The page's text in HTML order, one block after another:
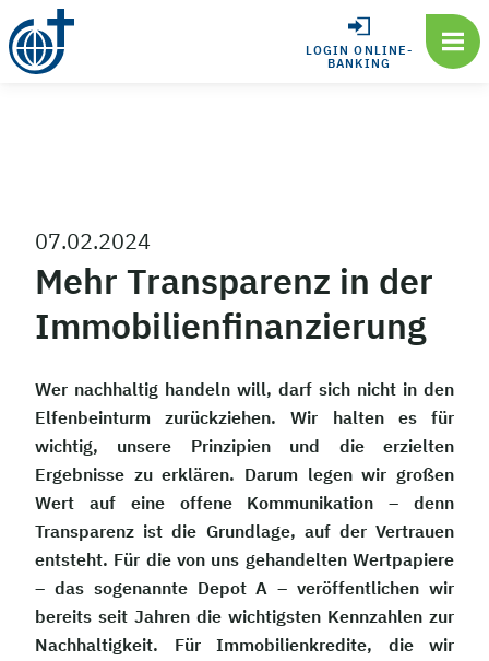
LOGIN ONLINE-
BANKING
07.02.2024
Mehr Transparenz in der
Immobilienfinanzierung
Wer nachhaltig handeln will, darf sich nicht in den
Elfenbeinturm zurückziehen. Wir halten es für
wichtig, unsere Prinzipien und die erzielten
Ergebnisse zu erklären. Darum legen wir großen
Wert auf eine offene Kommunikation – denn
Transparenz ist die Grundlage, auf der Vertrauen
entsteht. Für die von uns gehandelten Wertpapiere
– das sogenannte Depot A – veröffentlichen wir
bereits seit Jahren die wichtigsten Kennzahlen zur
Nachhaltigkeit. Für Immobilienkredite, die wir